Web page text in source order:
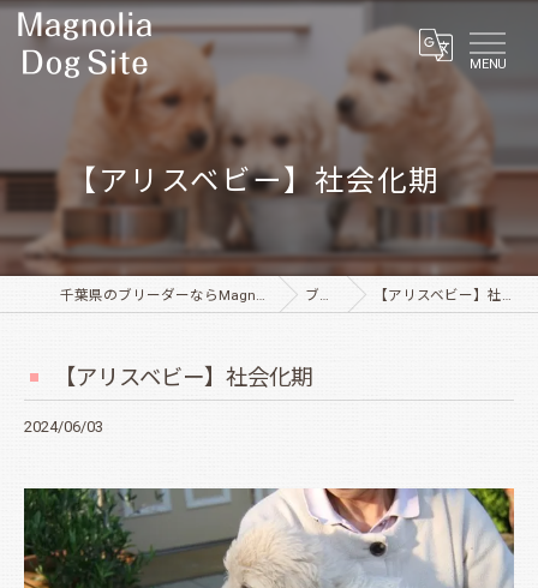
MENU
【アリスベビー】社会化期
千葉県のブリーダーならMagnolia Dog Site ブログ 【アリスベビー】社会化期
【アリスベビー】社会化期
2024/06/03